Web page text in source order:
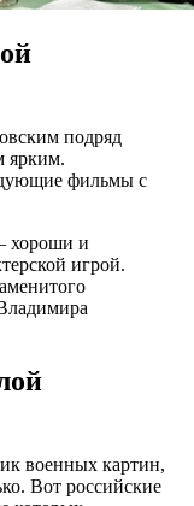
подряд
ярким.
фильмы с
хороши и
игрой.
военных картин,
Вот российские